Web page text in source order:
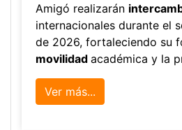
Amigó realizarán
internacionales durante el
de 2026, fortaleciendo su
movilidad académica y la
Ver más...